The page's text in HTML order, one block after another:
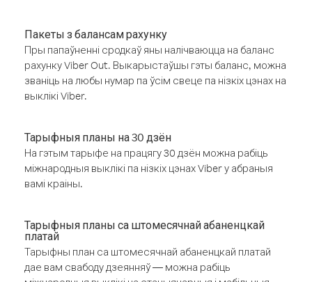
Пакеты з балансам рахунку
Пры папаўненні сродкаў яны налічваюцца на баланс
рахунку Viber Out. Выкарыстаўшы гэты баланс, можна
званіць на любы нумар па ўсім свеце па нізкіх цэнах на
выклікі Viber.
Тарыфныя планы на 30 дзён
На гэтым тарыфе на працягу 30 дзён можна рабіць
міжнародныя выклікі па нізкіх цэнах Viber у абраныя
вамі краіны.
Тарыфныя планы са штомесячнай абаненцкай
платай
Тарыфны план са штомесячнай абаненцкай платай
дае вам свабоду дзеянняў — можна рабіць